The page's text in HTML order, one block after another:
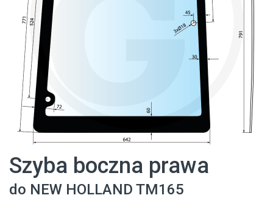
Szyba boczna prawa
do NEW HOLLAND TM165